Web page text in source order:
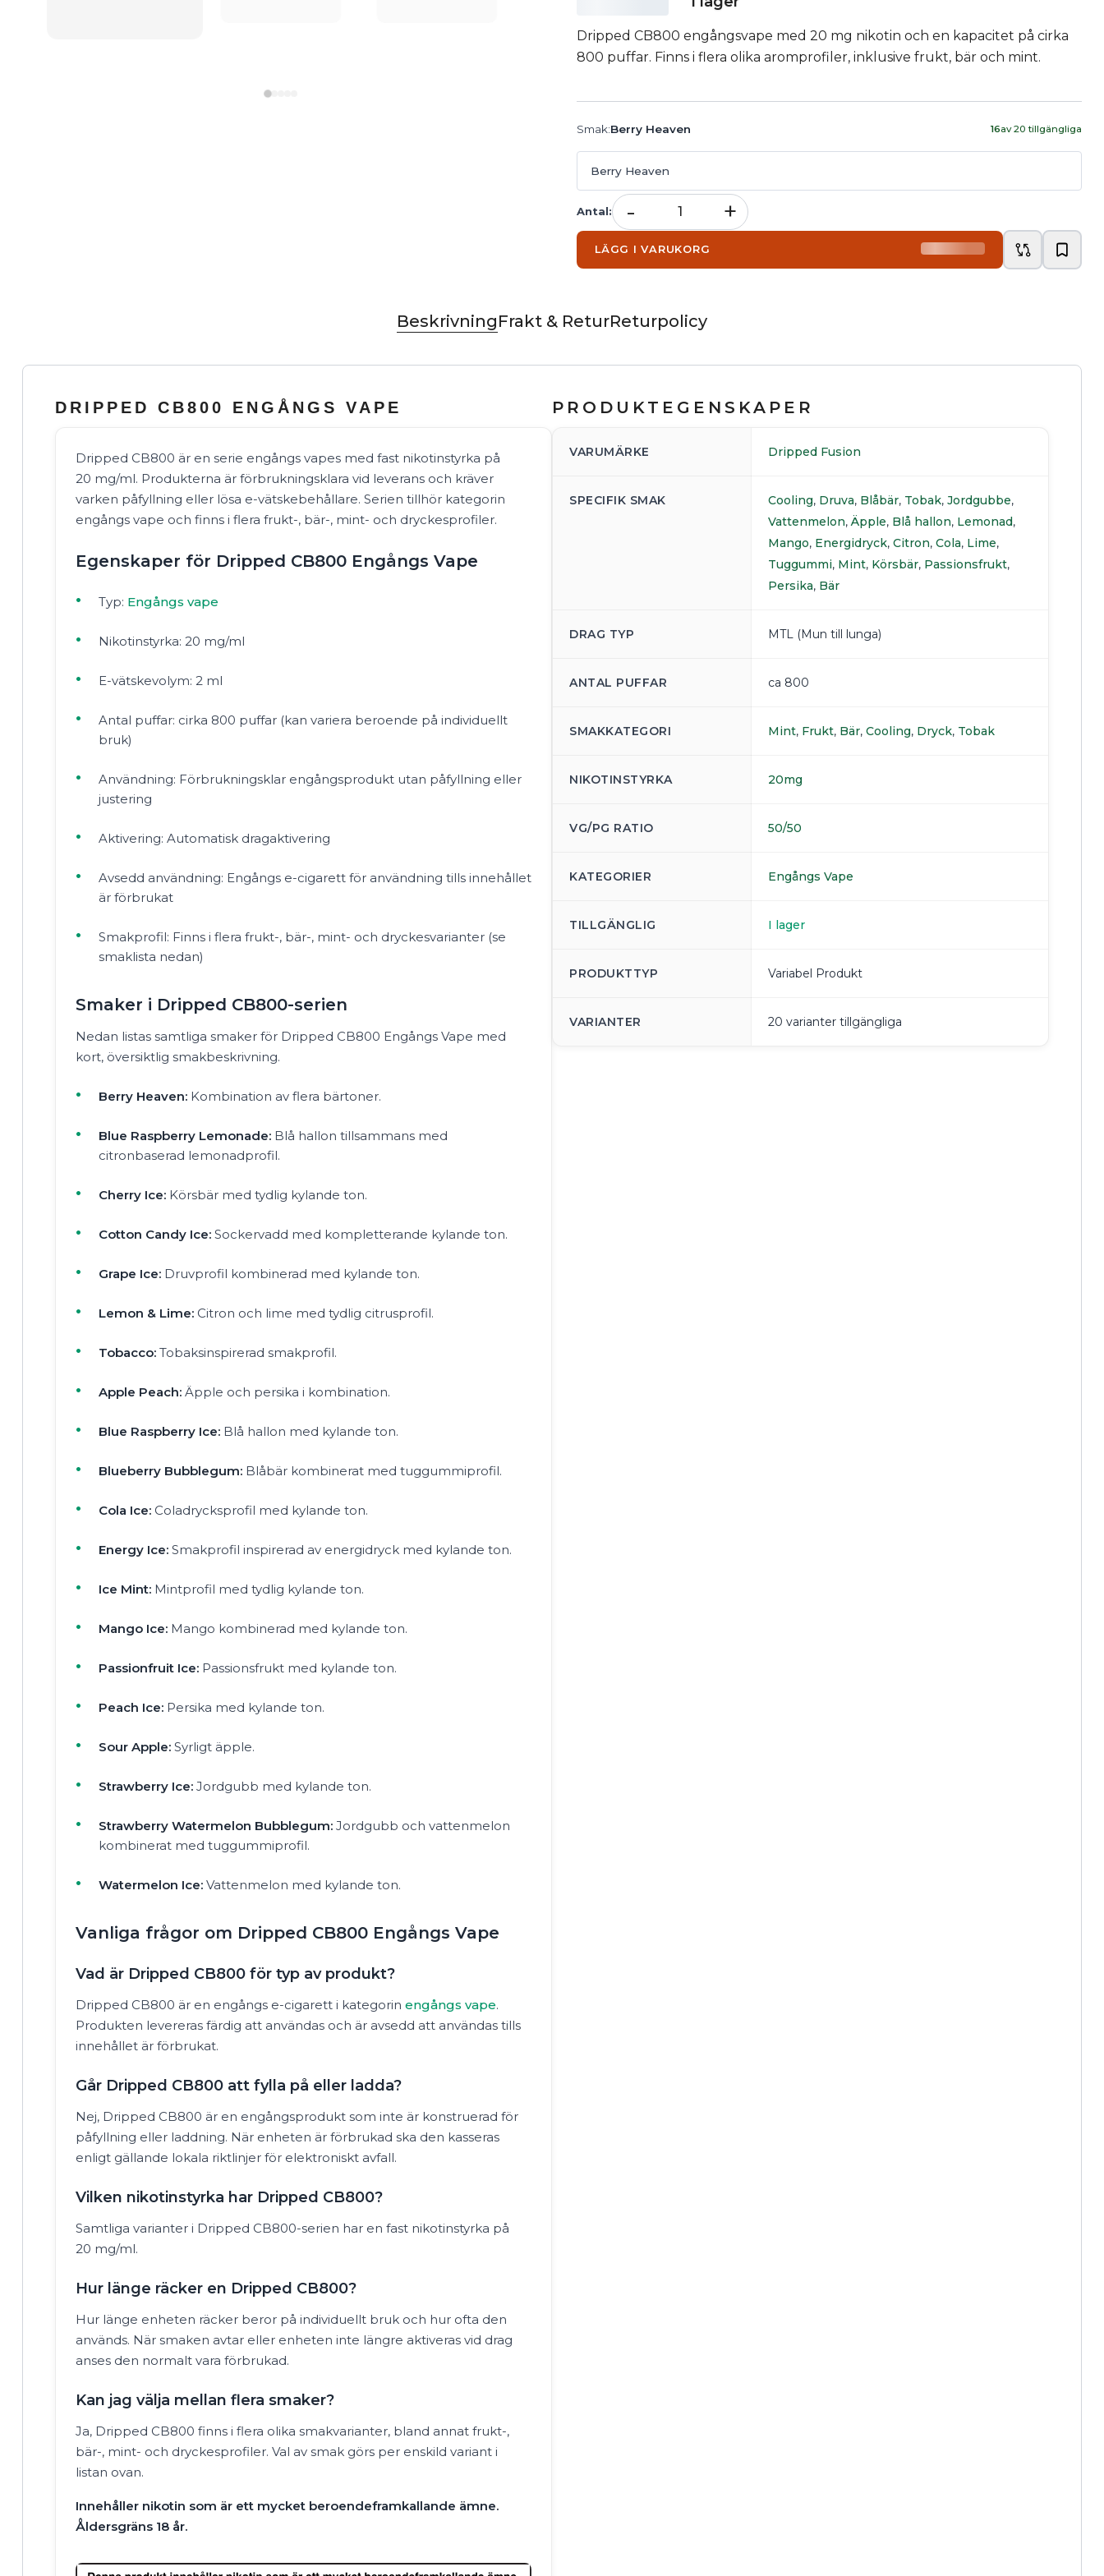
Dripped CB800 engångsvape med 20 mg nikotin och en kapacitet på cirka
800 puffar. Finns i flera olika aromprofiler, inklusive frukt, bär och mint.
Smak:Berry Heaven 16av 20 tillgängliga
Berry Heaven
Antal: - +
LÄGG I VARUKORG
BeskrivningFrakt & ReturReturpolicy
DRIPPED CB800 ENGÅNGS VAPE
Dripped CB800 är en serie engångs vapes med fast nikotinstyrka på
20 mg/ml. Produkterna är förbrukningsklara vid leverans och kräver
varken påfyllning eller lösa e-vätskebehållare. Serien tillhör kategorin
engångs vape och finns i flera frukt-, bär-, mint- och dryckesprofiler.
Egenskaper för Dripped CB800 Engångs Vape
Typ: Engångs vape
Nikotinstyrka: 20 mg/ml
E-vätskevolym: 2 ml
Antal puffar: cirka 800 puffar (kan variera beroende på individuellt
bruk)
Användning: Förbrukningsklar engångsprodukt utan påfyllning eller
justering
Aktivering: Automatisk dragaktivering
Avsedd användning: Engångs e-cigarett för användning tills innehållet
är förbrukat
Smakprofil: Finns i flera frukt-, bär-, mint- och dryckesvarianter (se
smaklista nedan)
Smaker i Dripped CB800-serien
Nedan listas samtliga smaker för Dripped CB800 Engångs Vape med
kort, översiktlig smakbeskrivning.
Berry Heaven: Kombination av flera bärtoner.
Blue Raspberry Lemonade: Blå hallon tillsammans med
citronbaserad lemonadprofil.
Cherry Ice: Körsbär med tydlig kylande ton.
Cotton Candy Ice: Sockervadd med kompletterande kylande ton.
Grape Ice: Druvprofil kombinerad med kylande ton.
Lemon & Lime: Citron och lime med tydlig citrusprofil.
Tobacco: Tobaksinspirerad smakprofil.
Apple Peach: Äpple och persika i kombination.
Blue Raspberry Ice: Blå hallon med kylande ton.
Blueberry Bubblegum: Blåbär kombinerat med tuggummiprofil.
Cola Ice: Coladrycksprofil med kylande ton.
Energy Ice: Smakprofil inspirerad av energidryck med kylande ton.
Ice Mint: Mintprofil med tydlig kylande ton.
Mango Ice: Mango kombinerad med kylande ton.
Passionfruit Ice: Passionsfrukt med kylande ton.
Peach Ice: Persika med kylande ton.
Sour Apple: Syrligt äpple.
Strawberry Ice: Jordgubb med kylande ton.
Strawberry Watermelon Bubblegum: Jordgubb och vattenmelon
kombinerat med tuggummiprofil.
Watermelon Ice: Vattenmelon med kylande ton.
Vanliga frågor om Dripped CB800 Engångs Vape
Vad är Dripped CB800 för typ av produkt?
Dripped CB800 är en engångs e-cigarett i kategorin engångs vape.
Produkten levereras färdig att användas och är avsedd att användas tills
innehållet är förbrukat.
Går Dripped CB800 att fylla på eller ladda?
Nej, Dripped CB800 är en engångsprodukt som inte är konstruerad för
påfyllning eller laddning. När enheten är förbrukad ska den kasseras
enligt gällande lokala riktlinjer för elektroniskt avfall.
Vilken nikotinstyrka har Dripped CB800?
Samtliga varianter i Dripped CB800-serien har en fast nikotinstyrka på
20 mg/ml.
Hur länge räcker en Dripped CB800?
Hur länge enheten räcker beror på individuellt bruk och hur ofta den
används. När smaken avtar eller enheten inte längre aktiveras vid drag
anses den normalt vara förbrukad.
Kan jag välja mellan flera smaker?
Ja, Dripped CB800 finns i flera olika smakvarianter, bland annat frukt-,
bär-, mint- och dryckesprofiler. Val av smak görs per enskild variant i
listan ovan.
Innehåller nikotin som är ett mycket beroendeframkallande ämne.
Åldersgräns 18 år.
PRODUKTEGENSKAPER
VARUMÄRKE Dripped Fusion
SPECIFIK SMAK Cooling, Druva, Blåbär, Tobak, Jordgubbe,
Vattenmelon,Äpple, Blå hallon, Lemonad,
Mango, Energidryck, Citron, Cola, Lime,
Tuggummi, Mint, Körsbär, Passionsfrukt,
Persika, Bär
DRAG TYP MTL (Mun till lunga)
ANTAL PUFFAR ca 800
SMAKKATEGORI Mint, Frukt, Bär, Cooling, Dryck, Tobak
NIKOTINSTYRKA 20mg
VG/PG RATIO 50/50
KATEGORIER Engångs Vape
TILLGÄNGLIG I lager
PRODUKTTYP Variabel Produkt
VARIANTER 20 varianter tillgängliga